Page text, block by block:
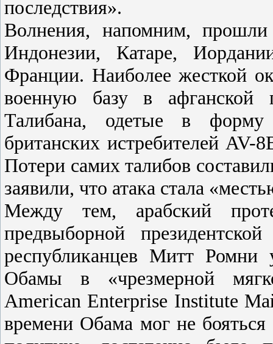
последствия».
Волнения, напомним,
Индонезии, Катаре,
Франции. Наиболее жесткой
военную базу в афганской
Талибана, одетые в
британских истребителей AV-
Потери самих талибов
заявили, что атака стала
Между тем, арабский
предвыборной
республиканцев Митт Ромни
Обамы в «чрезмерной
American Enterprise Institute
времени Обама мог не